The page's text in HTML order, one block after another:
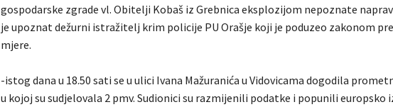
gospodarske zgrade vl. Obitelji Kobaš iz Grebnica eksplozijom nepoznate
je upoznat dežurni istražitelj krim policije PU Orašje koji je poduzeo zakonom
mjere.
-istog dana u 18.50 sati se u ulici Ivana Mažuranića u Vidovicama dogodila
u kojoj su sudjelovala 2 pmv. Sudionici su razmijenili podatke i popunili europsko